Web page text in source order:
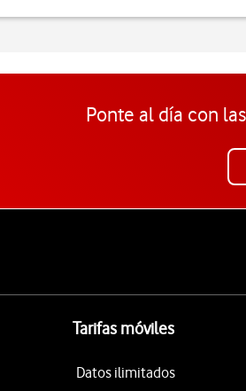
Ponte al día con
Vodafone
Tarifas móviles
Datos ilimitados